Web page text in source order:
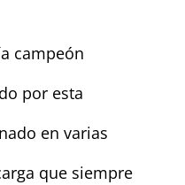
campeón
por esta
en varias
que siempre